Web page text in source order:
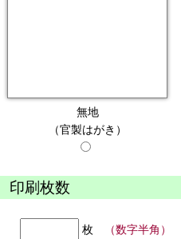
無地
（官製はがき）
印刷枚数
枚 （数字半角